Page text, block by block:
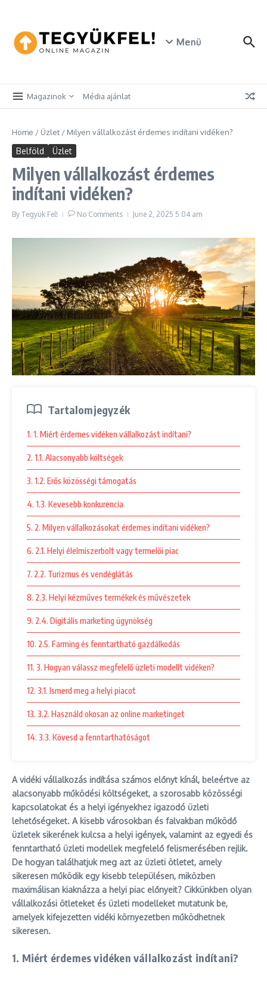
Menü
Magazinok Média ajánlat
Home / Üzlet / Milyen vállalkozást érdemes indítani vidéken?
Belföld Üzlet
Milyen vállalkozást érdemes
indítani vidéken?
By Tegyük Fel! No Comments June 2, 2025 5:04 am
Tartalomjegyzék
1. 1. Miért érdemes vidéken vállalkozást indítani?
2. 1.1. Alacsonyabb költségek
3. 1.2. Erős közösségi támogatás
4. 1.3. Kevesebb konkurencia
5. 2. Milyen vállalkozásokat érdemes indítani vidéken?
6. 2.1. Helyi élelmiszerbolt vagy termelői piac
7. 2.2. Turizmus és vendéglátás
8. 2.3. Helyi kézműves termékek és művészetek
9. 2.4. Digitális marketing ügynökség
10. 2.5. Farming és fenntartható gazdálkodás
11. 3. Hogyan válassz megfelelő üzleti modellt vidéken?
12. 3.1. Ismerd meg a helyi piacot
13. 3.2. Használd okosan az online marketinget
14. 3.3. Kövesd a fenntarthatóságot
A vidéki vállalkozás indítása számos előnyt kínál, beleértve az
alacsonyabb működési költségeket, a szorosabb közösségi
kapcsolatokat és a helyi igényekhez igazodó üzleti
lehetőségeket. A kisebb városokban és falvakban működő
üzletek sikerének kulcsa a helyi igények, valamint az egyedi és
fenntartható üzleti modellek megfelelő felismerésében rejlik.
De hogyan találhatjuk meg azt az üzleti ötletet, amely
sikeresen működik egy kisebb településen, miközben
maximálisan kiaknázza a helyi piac előnyeit? Cikkünkben olyan
vállalkozási ötleteket és üzleti modelleket mutatunk be,
amelyek kifejezetten vidéki környezetben működhetnek
sikeresen.
1. Miért érdemes vidéken vállalkozást indítani?